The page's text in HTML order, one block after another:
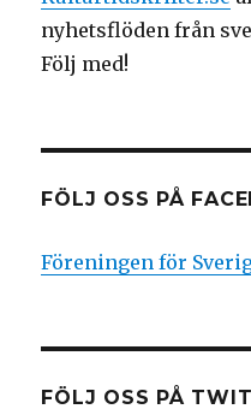
nyhetsflöden från
Följ med!
FÖLJ OSS PÅ
Föreningen för
FÖLJ OSS PÅ